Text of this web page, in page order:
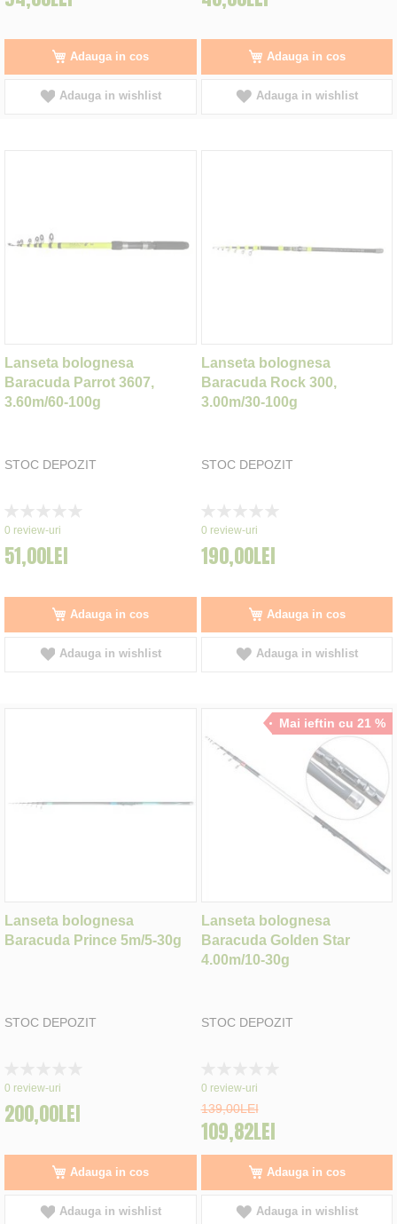
Adauga in cos
Adauga in wishlist
Adauga in cos
Adauga in wishlist
Lanseta bolognesa
Baracuda Parrot 3607,
3.60m/60-100g
STOC DEPOZIT
0%
0 review-uri
51,00LEI
Adauga in cos
Adauga in wishlist
Lanseta bolognesa
Baracuda Rock 300,
3.00m/30-100g
STOC DEPOZIT
0%
0 review-uri
190,00LEI
Adauga in cos
Adauga in wishlist
Lanseta bolognesa
Baracuda Prince 5m/5-30g
STOC DEPOZIT
0%
0 review-uri
200,00LEI
Adauga in cos
Adauga in wishlist
Mai ieftin cu 21 %
Lanseta bolognesa
Baracuda Golden Star
4.00m/10-30g
STOC DEPOZIT
0%
0 review-uri
139,00LEI
109,82LEI
Adauga in cos
Adauga in wishlist